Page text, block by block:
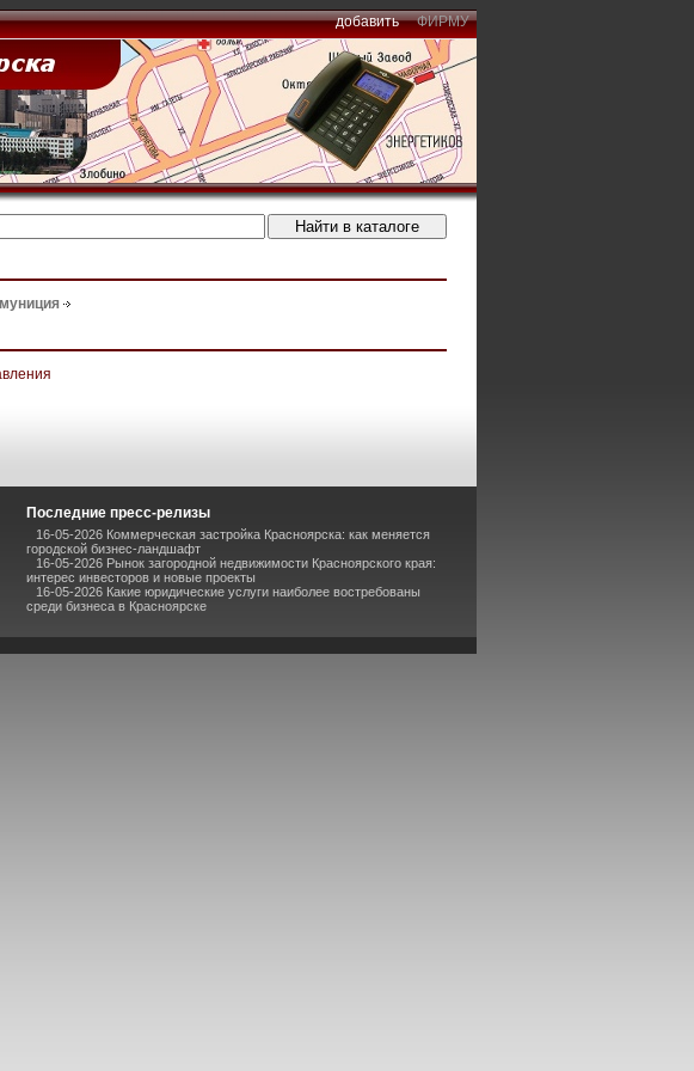
добавить ФИРМУ
Последние пресс-релизы
16-05-2026 Коммерческая застройка Красноярска: как меняется
городской бизнес-ландшафт
16-05-2026 Рынок загородной недвижимости Красноярского края:
интерес инвесторов и новые проекты
16-05-2026 Какие юридические услуги наиболее востребованы
среди бизнеса в Красноярске